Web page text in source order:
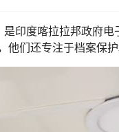
印度喀拉拉邦政府
他们还专注于档案保